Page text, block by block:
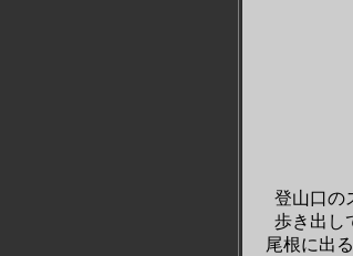
登山口の
歩き出し
尾根に出